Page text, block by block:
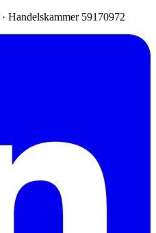
· Handelskammer 59170972